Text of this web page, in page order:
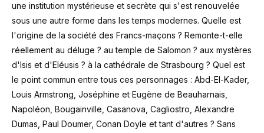
une institution mystérieuse et secrète qui s'est renouvelée
sous une autre forme dans les temps modernes. Quelle est
l'origine de la société des Francs-maçons ? Remonte-t-elle
réellement au déluge ? au temple de Salomon ? aux mystères
d'Isis et d'Eléusis ? à la cathédrale de Strasbourg ? Quel est
le point commun entre tous ces personnages : Abd-El-Kader,
Louis Armstrong, Joséphine et Eugène de Beauharnais,
Napoléon, Bougainville, Casanova, Cagliostro, Alexandre
Dumas, Paul Doumer, Conan Doyle et tant d'autres ? Sans